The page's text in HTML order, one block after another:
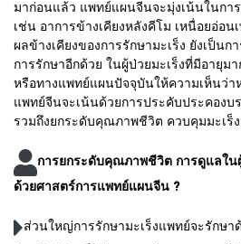
มาก่อนแล้ว แพทย์แผนจีนจะมุ่งเน้นในกา
เช่น อาการข้างเคียงหลังคีโม เหนื่อยอ่อ
ผลข้างเคียงของการรักษามะเร็ง ยังเป็น
การรักษาอีกด้วย ในผู้ป่วยมะเร็งที่มีอายุม
หรือทางแพทย์แผนปัจจุบันให้ความเห็นว่า
แพทย์จีนจะเน้นด้วยการประคับประคองบ
รวมถึงยกระดับคุณภาพชีวิต ควบคุมมะเร็
การยกระดับคุณภาพชีวิต การดูแลใน
ด้วยศาสตร์การแพทย์แผนจีน ?
ส่วนใหญ่การรักษามะเร็งแพทย์จะรักษา